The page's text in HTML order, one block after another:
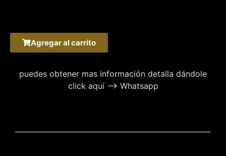
Agregar al carrito
puedes obtener mas información detalla dándole
click aquí –> Whatsapp